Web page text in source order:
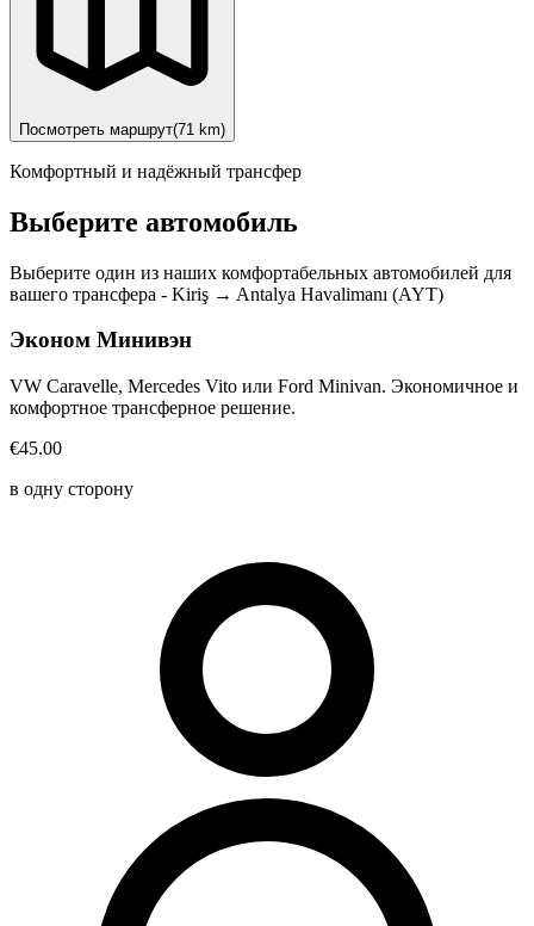
Посмотреть маршрут(71 km)
Комфортный и надёжный трансфер
Выберите автомобиль
Выберите один из наших комфортабельных автомобилей для
вашего трансфера - Kiriş → Antalya Havalimanı (AYT)
Эконом Минивэн
VW Caravelle, Mercedes Vito или Ford Minivan. Экономичное и
комфортное трансферное решение.
€45.00
в одну сторону